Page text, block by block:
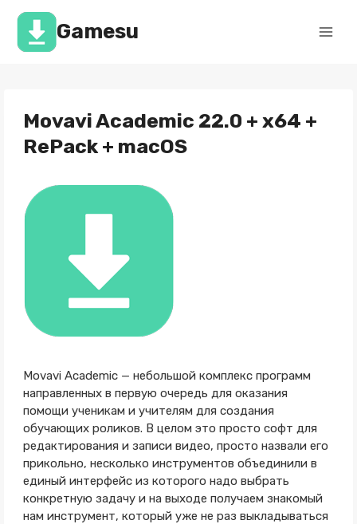
Перейти
содержимомуGamesu
Movavi Academic 22.0 + x64 +
RePack + macOS
Movavi Academic — небольшой комплекс программ
направленных в первую очередь для оказания
помощи ученикам и учителям для создания
обучающих роликов. В целом это просто софт для
редактирования и записи видео, просто назвали его
прикольно, несколько инструментов объединили в
единый интерфейс из которого надо выбрать
конкретную задачу и на выходе получаем знакомый
нам инструмент, который уже не раз выкладываться